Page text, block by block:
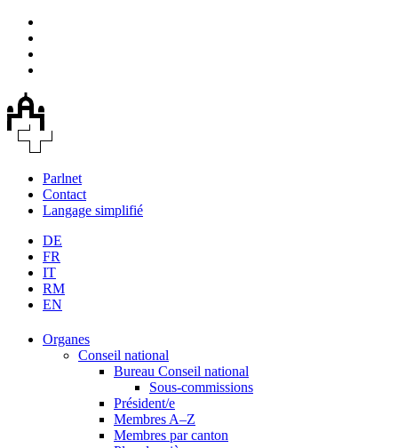
Parlnet
Contact
Langage simplifié
DE
FR
IT
RM
EN
Organes
Conseil national
Bureau Conseil national
Sous-commissions
Président/e
Membres A–Z
Membres par canton